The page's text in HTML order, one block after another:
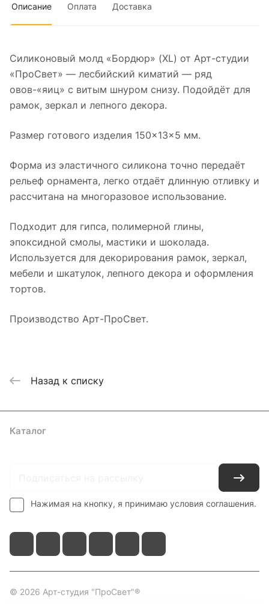
Описание Оплата Доставка
Силиконовый молд «Бордюр» (XL) от Арт-студии
«ПроСвет» — лесбийский киматий — ряд
овов-«яиц» с витым шнуром снизу. Подойдёт для
рамок, зеркал и лепного декора.
Размер готового изделия 150×13×5 мм.
Форма из эластичного силикона точно передаёт
рельеф орнамента, легко отдаёт длинную отливку и
рассчитана на многоразовое использование.
Подходит для гипса, полимерной глины,
эпоксидной смолы, мастики и шоколада.
Используется для декорирования рамок, зеркал,
мебели и шкатулок, лепного декора и оформления
тортов.
Производство Арт-ПроСвет.
Назад к списку
Каталог
Нажимая на кнопку, я принимаю условия соглашения.
© 2026 Арт-студия "ПроСвет"®